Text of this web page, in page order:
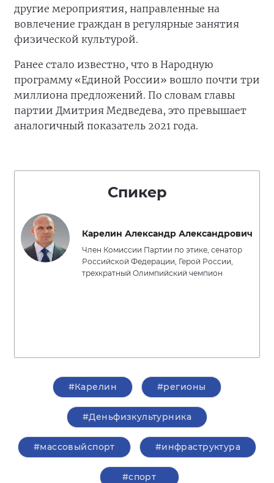
другие мероприятия, направленные на
вовлечение граждан в регулярные занятия
физической культурой.
Ранее стало известно, что в Народную
программу «Единой России» вошло почти три
миллиона предложений. По словам главы
партии Дмитрия Медведева, это превышает
аналогичный показатель 2021 года.
Спикер
Карелин Александр Александрович
Член Комиссии Партии по этике, сенатор
Российской Федерации, Герой России,
трехкратный Олимпийский чемпион
#Карелин #регионы
#Деньфизкультурника
#массовыйспорт #инфраструктура
#спорт